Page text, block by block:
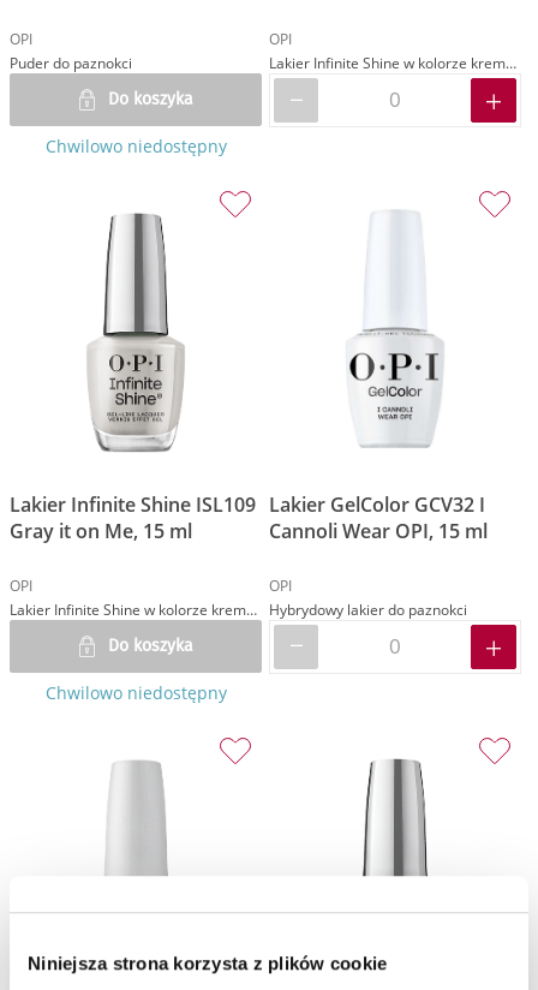
Niniejsza strona korzysta z plików cookie
OPI
Puder do paznokci
Do koszyka
Chwilowo niedostępny
OPI
Lakier Infinite Shine w kolorze kremowym grafitowym
Lakier Infinite Shine ISL109
Gray it on Me, 15 ml
OPI
Lakier Infinite Shine w kolorze kremowym szarym
Do koszyka
Chwilowo niedostępny
Lakier GelColor GCV32 I
Cannoli Wear OPI, 15 ml
OPI
Hybrydowy lakier do paznokci